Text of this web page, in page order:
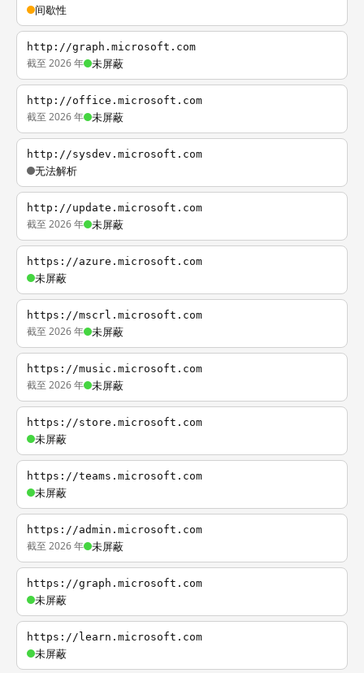
间歇性
http://graph.microsoft.com
截至 2026 年 未屏蔽
http://office.microsoft.com
截至 2026 年 未屏蔽
http://sysdev.microsoft.com
无法解析
http://update.microsoft.com
截至 2026 年 未屏蔽
https://azure.microsoft.com
未屏蔽
https://mscrl.microsoft.com
截至 2026 年 未屏蔽
https://music.microsoft.com
截至 2026 年 未屏蔽
https://store.microsoft.com
未屏蔽
https://teams.microsoft.com
未屏蔽
https://admin.microsoft.com
截至 2026 年 未屏蔽
https://graph.microsoft.com
未屏蔽
https://learn.microsoft.com
未屏蔽